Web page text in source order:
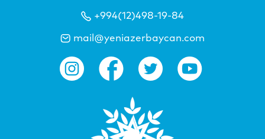
+994(12)498-19-84
mail@yeniazerbaycan.com